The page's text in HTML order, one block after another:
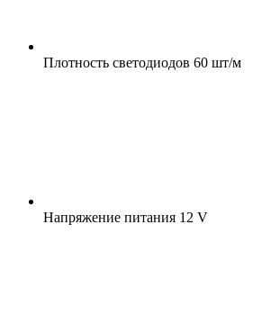
Плотность светодиодов 60 шт/м
Напряжение питания 12 V